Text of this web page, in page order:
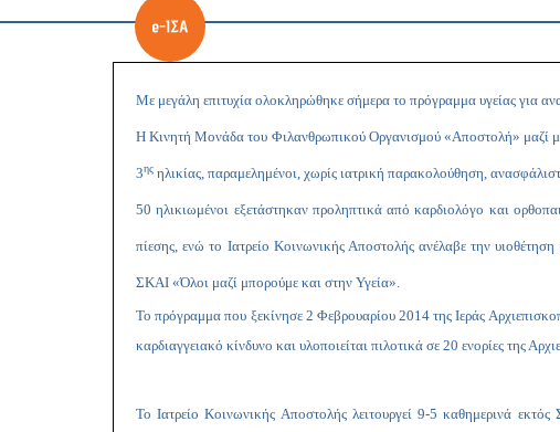
Με μεγάλη επιτυχία ολοκληρώθηκε σήμερα το πρόγραμμα υγείας για
Η Κινητή Μονάδα του Φιλανθρωπικού Οργανισμού «Αποστολή» μαζί με
3ης ηλικίας, παραμελημένοι, χωρίς ιατρική παρακολούθηση,
50 ηλικιωμένοι εξετάστηκαν προληπτικά από καρδιολόγο και
πίεσης, ενώ το Ιατρείο Κοινωνικής Αποστολής ανέλαβε την
ΣΚΑΙ «Όλοι μαζί μπορούμε και στην Υγεία».
Το πρόγραμμα που ξεκίνησε 2 Φεβρουαρίου 2014 της Ιεράς
καρδιαγγειακό κίνδυνο και υλοποιείται πιλοτικά σε 20 ενορίες της
Το Ιατρείο Κοινωνικής Αποστολής λειτουργεί 9-5 καθημερινά